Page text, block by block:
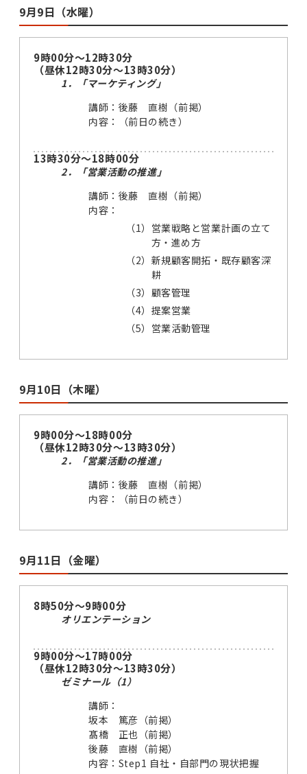
9月9日（水曜）
9時00分～12時30分
（昼休12時30分～13時30分）
1．「マーケティング」
講師：後藤 直樹（前掲）
内容：（前日の続き）
13時30分～18時00分
2．「営業活動の推進」
講師：後藤 直樹（前掲）
内容：
（1） 営業戦略と営業計画の立て
方・進め方
（2） 新規顧客開拓・既存顧客深
耕
（3） 顧客管理
（4） 提案営業
（5） 営業活動管理
9月10日（木曜）
9時00分～18時00分
（昼休12時30分～13時30分）
2．「営業活動の推進」
講師：後藤 直樹（前掲）
内容：（前日の続き）
9月11日（金曜）
8時50分～9時00分
オリエンテーション
9時00分～17時00分
（昼休12時30分～13時30分）
ゼミナール（1）
講師：
坂本 篤彦（前掲）
髙橋 正也（前掲）
後藤 直樹（前掲）
内容：Step1 自社・自部門の現状把握